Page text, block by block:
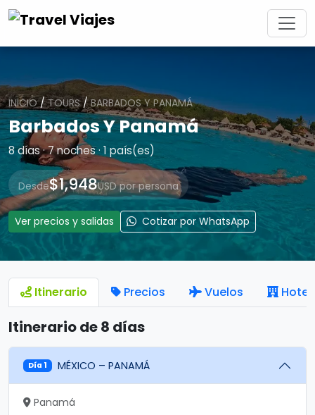
INICIO/TOURS/BARBADOS Y PANAMÁ
Barbados Y Panamá
8 días · 7 noches · 1 país(es)
Desde$1,948USD por persona
Ver precios y salidas Cotizar por WhatsApp
Itinerario Precios Vuelos
Itinerario de 8 días
Día 1 MÉXICO – PANAMÁ
Panamá